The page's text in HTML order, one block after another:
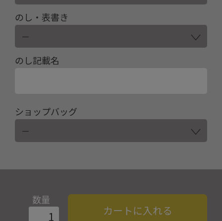
のし・表書き
のし記載名
ショップバッグ
数量
カートに入れる